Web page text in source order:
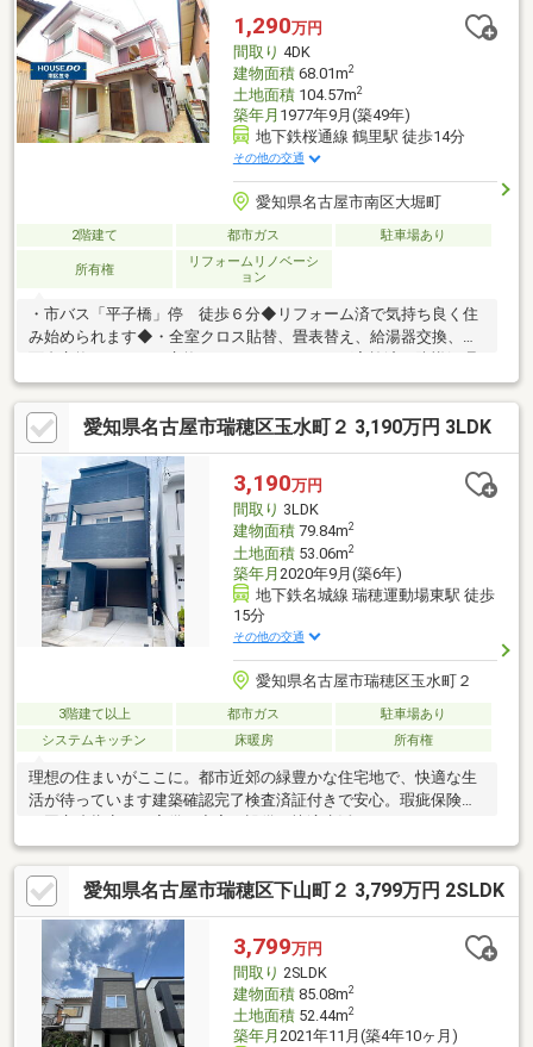
1,290万円
間取り 4DK
建物面積68.01m2
土地面積104.57m2
築年月 1977年9月(築49年)
地下鉄桜通線 鶴里駅 徒歩14分
その他の交通
愛知県名古屋市南区大堀町
2階建て 都市ガス 駐車場あり
所有権
リフォームリノベーシ
ョン
・市バス「平子橋」停 徒歩６分◆リフォーム済で気持ち良く住
み始められます◆・全室クロス貼替、畳表替え、給湯器交換、洗
済・前面道路はゆとりある幅員約6.5mの道路です。・現在空き
室。いつでもご内覧可能です♪
愛知県名古屋市瑞穂区玉水町２ 3,190万円 3LDK
3,190万円
間取り 3LDK
建物面積79.84m2
土地面積53.06m2
築年月 2020年9月(築6年)
地下鉄名城線 瑞穂運動場東駅 徒歩
15分
その他の交通
愛知県名古屋市瑞穂区玉水町２
3階建て以上 都市ガス
駐車場あり
システムキッチン
床暖房 所有権
理想の住まいがここに。都市近郊の緑豊かな住宅地で、快適な生
活が待っています建築確認完了検査済証付きで安心。瑕疵保険
ンや床暖房完備。交通利便性抜群。２沿線以上利用可能で、駅ま
で平坦なアクセス。自然光たっぷりの明るいお部屋。南面バルコ
ニーでリラックス。家族に嬉しい収納豊富。ウォークインクロー
ゼットやパントリー完備。平和な住宅地で安心。閑静で整形地、
小学校も徒歩圏内。都市ガスや浴室に窓、食器洗乾燥機など充実
の生活設備。緑に囲まれた環境でリフレッシュ。整備された歩道
で散歩も楽しめます。新しい生活のスタートをここで。
愛知県名古屋市瑞穂区下山町２ 3,799万円 2SLDK
3,799万円
間取り 2SLDK
建物面積85.08m2
土地面積52.44m2
築年月 2021年11月(築4年10ヶ月)